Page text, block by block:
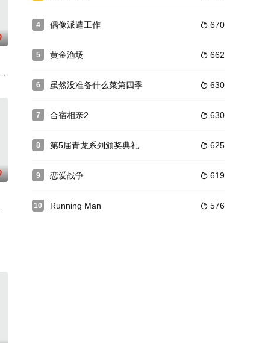
举办足球选秀，这次要挑战全国制霸，预告组建最精锐的足球队，从非人
电视台推出的一档大型喜剧真人秀综艺节目。
球女团选秀节目《Universe Ticket》，副标题是「 82 的奇迹」
,具俊会,金东赫,郑粲右
4  670
偶像派遣工作
5  662
黄金渔场
6  630
虽然没准备什么菜第四季
7  630
合宿相亲2
8  625
第5届青龙系列颁奖典礼
9  619
恋爱战争
10  576
Running Man